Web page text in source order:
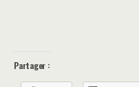
Partager :